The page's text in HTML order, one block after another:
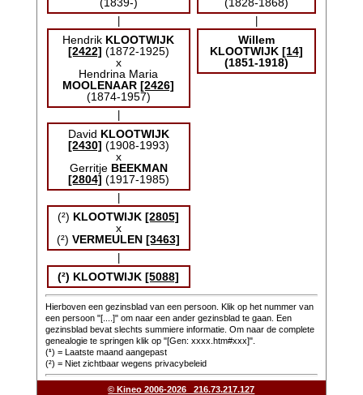
Hendrik KLOOTWIJK
[2422] (1872-1925)
x
Hendrina Maria
MOOLENAAR [2426]
(1874-1957)
Willem
KLOOTWIJK [14]
(1851-1918)
David KLOOTWIJK
[2430] (1908-1993)
x
Gerritje BEEKMAN
[2804] (1917-1985)
(²) KLOOTWIJK [2805]
x
(²)VERMEULEN [3463]
(²) KLOOTWIJK [5088]
Hierboven een gezinsblad van een persoon. Klik op het nummer van
een persoon "[....]" om naar een ander gezinsblad te gaan. Een
gezinsblad bevat slechts summiere informatie. Om naar de complete
genealogie te springen klik op "[Gen: xxxx.htm#xxx]".
(¹) = Laatste maand aangepast
(²) = Niet zichtbaar wegens privacybeleid
© Kineo 2006-2026 216.73.217.127